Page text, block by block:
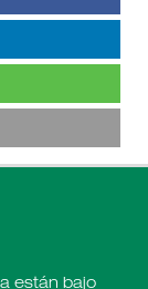
están bajo